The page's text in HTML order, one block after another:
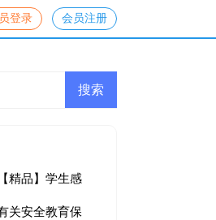
登录 会员注册
【精品】学生感
信4篇
关安全教育保